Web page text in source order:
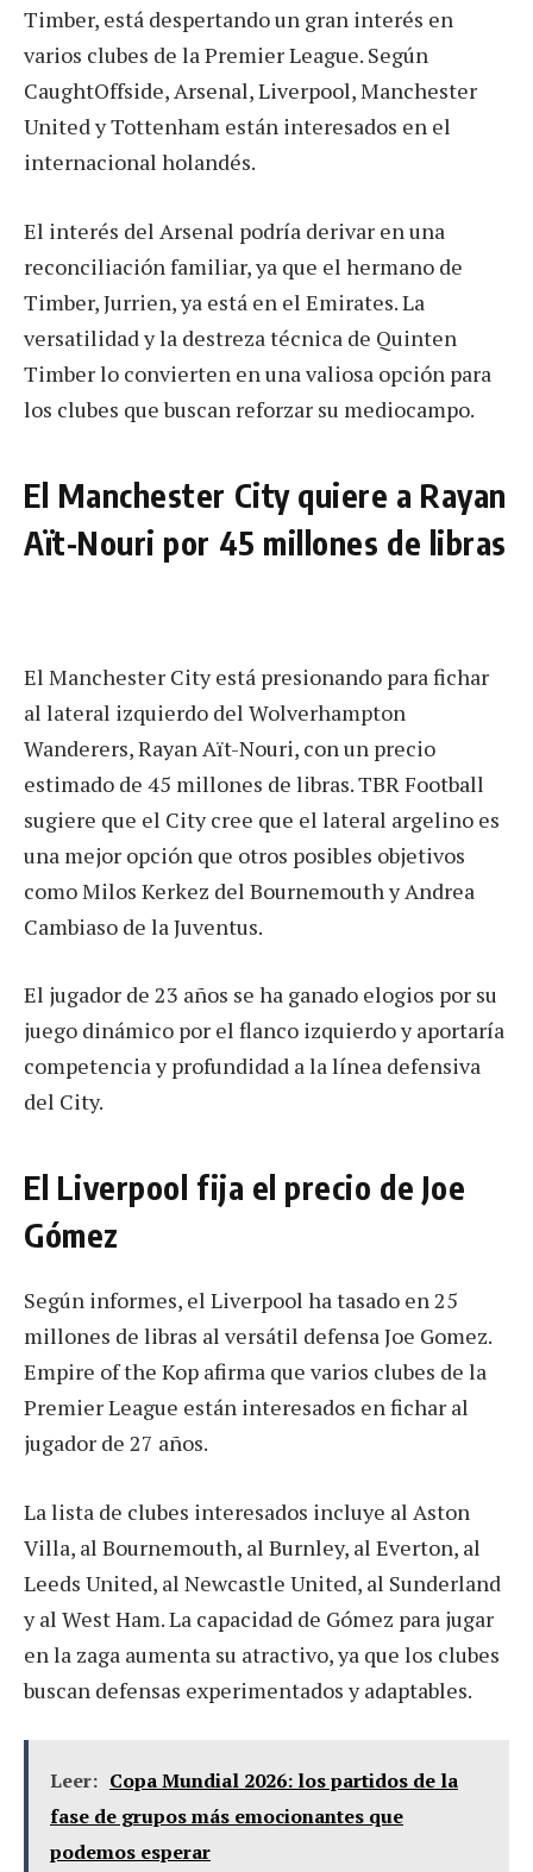
Timber, está despertando un gran interés en
varios clubes de la Premier League. Según
CaughtOffside, Arsenal, Liverpool, Manchester
United y Tottenham están interesados en el
internacional holandés.
El interés del Arsenal podría derivar en una
reconciliación familiar, ya que el hermano de
Timber, Jurrien, ya está en el Emirates. La
versatilidad y la destreza técnica de Quinten
Timber lo convierten en una valiosa opción para
los clubes que buscan reforzar su mediocampo.
El Manchester City quiere a Rayan
Aït-Nouri por 45 millones de libras
El Manchester City está presionando para fichar
al lateral izquierdo del Wolverhampton
Wanderers, Rayan Aït-Nouri, con un precio
estimado de 45 millones de libras. TBR Football
sugiere que el City cree que el lateral argelino es
una mejor opción que otros posibles objetivos
como Milos Kerkez del Bournemouth y Andrea
Cambiaso de la Juventus.
El jugador de 23 años se ha ganado elogios por su
juego dinámico por el flanco izquierdo y aportaría
competencia y profundidad a la línea defensiva
del City.
El Liverpool fija el precio de Joe
Gómez
Según informes, el Liverpool ha tasado en 25
millones de libras al versátil defensa Joe Gomez.
Empire of the Kop afirma que varios clubes de la
Premier League están interesados en fichar al
jugador de 27 años.
La lista de clubes interesados incluye al Aston
Villa, al Bournemouth, al Burnley, al Everton, al
Leeds United, al Newcastle United, al Sunderland
y al West Ham. La capacidad de Gómez para jugar
en la zaga aumenta su atractivo, ya que los clubes
buscan defensas experimentados y adaptables.
Leer: Copa Mundial 2026: los partidos de la
fase de grupos más emocionantes que
podemos esperar